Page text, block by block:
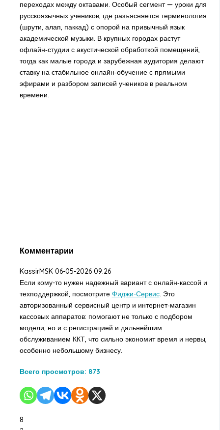
переходах между октавами. Особый сегмент — уроки для
русскоязычных учеников, где разъясняется терминология
(шрути, алап, паккад) с опорой на привычный язык
академической музыки. В крупных городах растут
офлайн‑студии с акустической обработкой помещений,
тогда как малые города и зарубежная аудитория делают
ставку на стабильное онлайн‑обучение с прямыми
эфирами и разбором записей учеников в реальном
времени.
Комментарии
KassirMSK 06-05-2026 09:26
Если кому-то нужен надежный вариант с онлайн‑кассой и
техподдержкой, посмотрите Фиджи-Сервис. Это
авторизованный сервисный центр и интернет‑магазин
кассовых аппаратов: помогают не только с подбором
модели, но и с регистрацией и дальнейшим
обслуживанием ККТ, что сильно экономит время и нервы,
особенно небольшому бизнесу.
Всего просмотров: 873
8